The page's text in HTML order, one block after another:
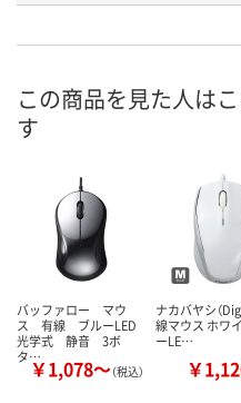
カゴへ
この商品を見た人は
す
バッファロー マウ
ス 有線 ブルーLED
光学式 静音 3ボ
タ…￥1,078～（税込）
ナカバヤシ（
線マウス ホワ
ーLE…
￥